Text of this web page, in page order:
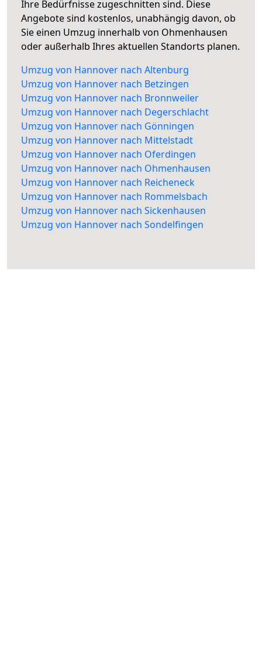
Ihre Bedürfnisse zugeschnitten sind. Diese
Angebote sind kostenlos, unabhängig davon, ob
Sie einen Umzug innerhalb von Ohmenhausen
oder außerhalb Ihres aktuellen Standorts planen.
Umzug von Hannover nach Altenburg
Umzug von Hannover nach Betzingen
Umzug von Hannover nach Bronnweiler
Umzug von Hannover nach Degerschlacht
Umzug von Hannover nach Gönningen
Umzug von Hannover nach Mittelstadt
Umzug von Hannover nach Oferdingen
Umzug von Hannover nach Ohmenhausen
Umzug von Hannover nach Reicheneck
Umzug von Hannover nach Rommelsbach
Umzug von Hannover nach Sickenhausen
Umzug von Hannover nach Sondelfingen